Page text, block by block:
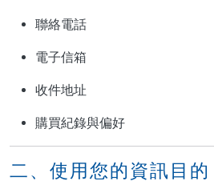
聯絡電話
電子信箱
收件地址
購買紀錄與偏好
二、使用您的資訊目的